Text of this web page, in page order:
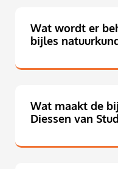
Wat wordt er
bijles
Wat maakt de
Diessen van